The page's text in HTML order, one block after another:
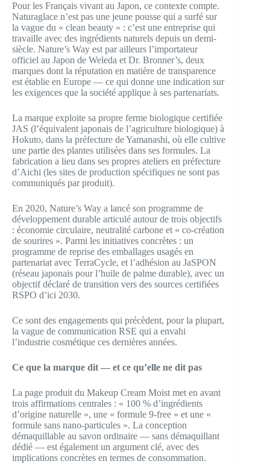
Pour les Français vivant au Japon, ce contexte compte.
Naturaglace n’est pas une jeune pousse qui a surfé sur
la vague du « clean beauty » : c’est une entreprise qui
travaille avec des ingrédients naturels depuis un demi-
siècle. Nature’s Way est par ailleurs l’importateur
officiel au Japon de Weleda et Dr. Bronner’s, deux
marques dont la réputation en matière de transparence
est établie en Europe — ce qui donne une indication sur
les exigences que la société applique à ses partenariats.
La marque exploite sa propre ferme biologique certifiée
JAS (l’équivalent japonais de l’agriculture biologique) à
Hokuto, dans la préfecture de Yamanashi, où elle cultive
une partie des plantes utilisées dans ses formules. La
fabrication a lieu dans ses propres ateliers en préfecture
d’Aichi (les sites de production spécifiques ne sont pas
communiqués par produit).
En 2020, Nature’s Way a lancé son programme de
développement durable articulé autour de trois objectifs
: économie circulaire, neutralité carbone et « co-création
de sourires ». Parmi les initiatives concrètes : un
programme de reprise des emballages usagés en
partenariat avec TerraCycle, et l’adhésion au JaSPON
(réseau japonais pour l’huile de palme durable), avec un
objectif déclaré de transition vers des sources certifiées
RSPO d’ici 2030.
Ce sont des engagements qui précèdent, pour la plupart,
la vague de communication RSE qui a envahi
l’industrie cosmétique ces dernières années.
Ce que la marque dit — et ce qu’elle ne dit pas
La page produit du Makeup Cream Moist met en avant
trois affirmations centrales : « 100 % d’ingrédients
d’origine naturelle », une « formule 9-free » et une «
formule sans nano-particules ». La conception
démaquillable au savon ordinaire — sans démaquillant
dédié — est également un argument clé, avec des
implications concrètes en termes de consommation.